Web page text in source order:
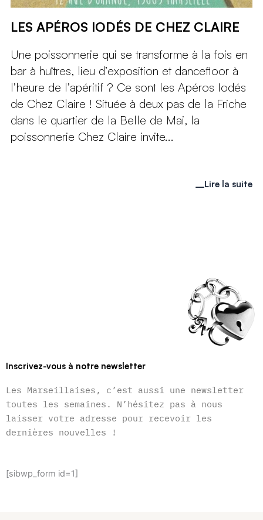
LES APÉROS IODÉS DE CHEZ CLAIRE
Une poissonnerie qui se transforme à la fois en
bar à huîtres, lieu d’exposition et dancefloor à
l’heure de l’apéritif ? Ce sont les Apéros Iodés
de Chez Claire ! Située à deux pas de la Friche
dans le quartier de la Belle de Mai, la
poissonnerie Chez Claire invite...
Lire la suite
Inscrivez-vous à notre newsletter
Les Marseillaises, c’est aussi une newsletter
toutes les semaines. N’hésitez pas à nous
laisser votre adresse pour recevoir les
dernières nouvelles !
[sibwp_form id=1]